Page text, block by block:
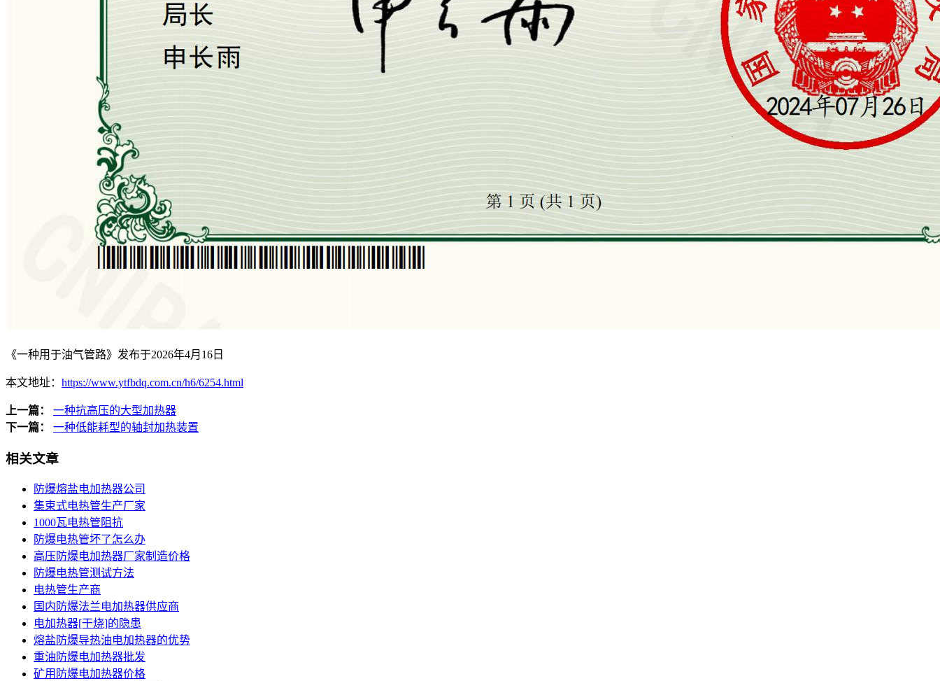
《一种用于油气管路》发布于2026年4月16日
本文地址： https://www.ytfbdq.com.cn/h6/6254.html
上一篇：
一种抗高压的大型加热器
下一篇：
一种低能耗型的轴封加热装置
相关文章
防爆熔盐电加热器公司
集束式电热管生产厂家
1000瓦电热管阻抗
防爆电热管坏了怎么办
高压防爆电加热器厂家制造价格
防爆电热管测试方法
电热管生产商
国内防爆法兰电加热器供应商
电加热器[干烧]的隐患
熔盐防爆导热油电加热器的优势
重油防爆电加热器批发
矿用防爆电加热器价格